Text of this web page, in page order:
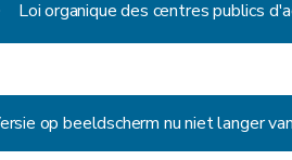
Loi organique des centres publics
op beeldscherm nu niet langer